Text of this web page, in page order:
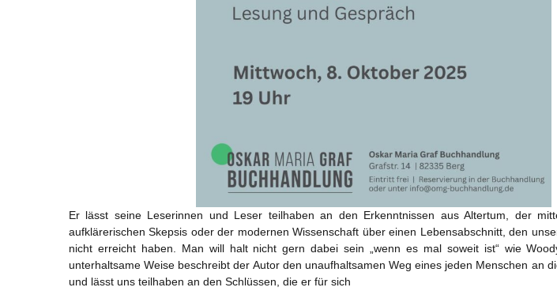
Er lässt seine Leserinnen und Leser teilhaben an den Erkenntnissen aus Altertum, der
aufklärerischen Skepsis oder der modernen Wissenschaft über einen Lebensabschnitt, den
nicht erreicht haben. Man will halt nicht gern dabei sein „wenn es mal soweit ist“ wie
unterhaltsame Weise beschreibt der Autor den unaufhaltsamen Weg eines jeden Menschen an
und lässt uns teilhaben an den Schlüssen, die er für sich